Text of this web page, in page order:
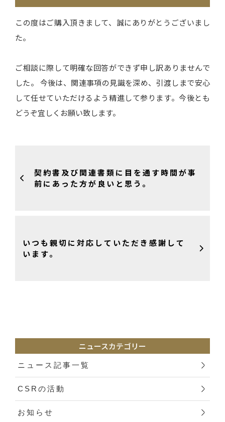
この度はご購入頂きまして、誠にありがとうございまし
た。
ご相談に際して明確な回答ができず申し訳ありませんで
した。 今後は、関連事項の見識を深め、引渡しまで安心
して任せていただけるよう精進して参ります。今後とも
どうぞ宜しくお願い致します。
契約書及び関連書類に目を通す時間が事
前にあった方が良いと思う。
いつも親切に対応していただき感謝して
います。
ニュースカテゴリー
ニュース記事一覧
CSRの活動
お知らせ